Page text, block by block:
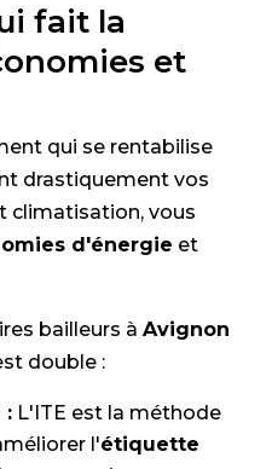
fait la
et
qui se rentabilise
drastiquement vos
climatisation, vous
d'énergie et
bailleurs à Avignon
double :
:L'ITE est la méthode
l'étiquette